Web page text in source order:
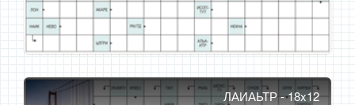
ЛАИАЬТР - 18x12